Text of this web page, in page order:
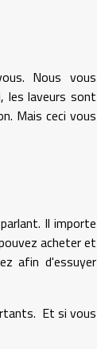
Nous vous
les laveurs sont
Mais ceci vous
Il importe
acheter et
afin d'essuyer
Et si vous